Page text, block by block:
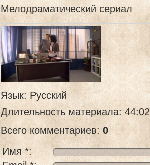
Мелодраматический сериал
Язык: Русский
Длительность материала: 44:02
Всего комментариев: 0
Имя *: